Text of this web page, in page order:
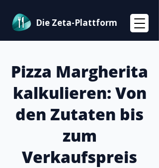
Die Zeta-Plattform
Pizza Margherita
kalkulieren: Von
den Zutaten bis
zum
Verkaufspreis